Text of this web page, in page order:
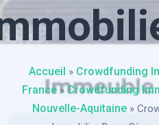
Accueil » Crowdfunding
France»Crowdfunding
Nouvelle-Aquitaine»